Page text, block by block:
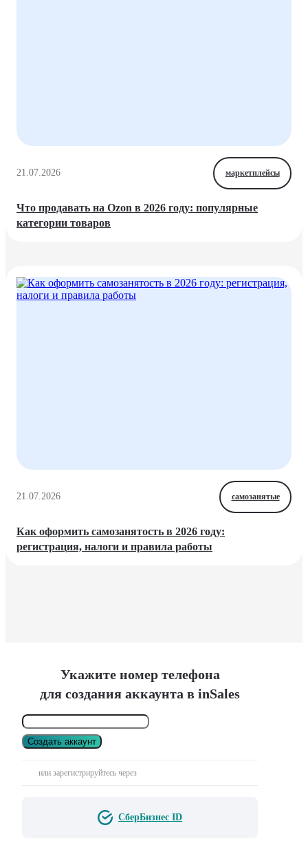
21.07.2026 маркетплейсы
Что продавать на Ozon в 2026 году: популярные
категории товаров
21.07.2026 самозанятые
Как оформить самозанятость в 2026 году:
регистрация, налоги и правила работы
Укажите номер телефона
для создания аккаунта в inSales
Создать аккаунт
или зарегистрируйтесь через
СберБизнес ID